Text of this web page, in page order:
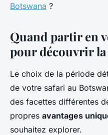
Botswana ?
Quand partir en
pour découvrir
Le choix de la période
de votre safari au
des facettes différentes
propres avantages
souhaitez explorer.